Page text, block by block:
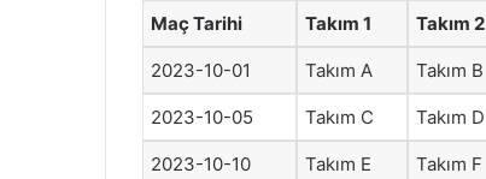
Maç Tarihi Takım 1 Takım 2
2023-10-01 Takım A Takım B
2023-10-05 Takım C Takım D
2023-10-10 Takım E Takım F